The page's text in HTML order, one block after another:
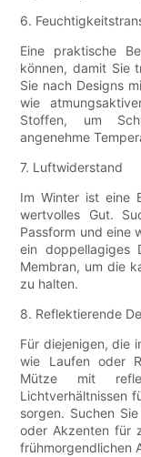
6.
Eine praktische
können, damit Sie
Sie nach Designs
wie
Stoffen, um
angenehme
7. Luftwiderstand
Im Winter ist eine
wertvolles Gut.
Passform und eine
ein doppellagiges
Membran, um die
zu halten.
8. Reflektierende
Für diejenigen, die
wie Laufen oder
Mütze mit
Lichtverhältnissen
sorgen. Suchen
oder Akzenten für
frühmorgendlichen